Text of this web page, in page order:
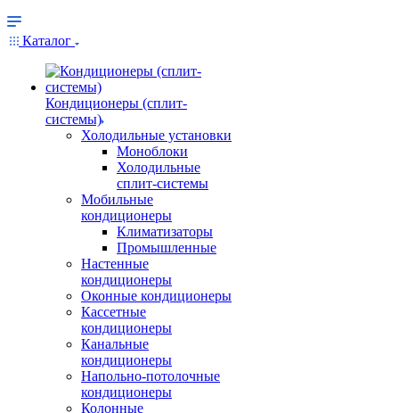
Каталог
Кондиционеры (сплит-
системы)
Холодильные установки
Моноблоки
Холодильные
сплит-системы
Мобильные
кондиционеры
Климатизаторы
Промышленные
Настенные
кондиционеры
Оконные кондиционеры
Кассетные
кондиционеры
Канальные
кондиционеры
Напольно-потолочные
кондиционеры
Колонные